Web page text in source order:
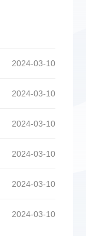
2024-03-10
2024-03-10
2024-03-10
2024-03-10
2024-03-10
2024-03-10